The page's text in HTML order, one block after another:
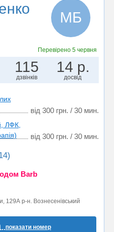
МБ
Перевірено 5 червня
115
дзвінків
14 р.
досвід
від 300 грн. / 30 мин.
ЛФК,
від 300 грн. / 30 мин.
Barb
129А р-н. Вознесенівський
показати номер